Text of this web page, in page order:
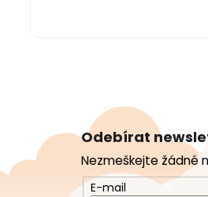
a
Odebírat
Nezmeškejte žádné
E-mail